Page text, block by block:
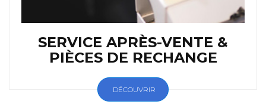
SERVICE APRÈS-VENTE &
PIÈCES DE RECHANGE
DÉCOUVRIR